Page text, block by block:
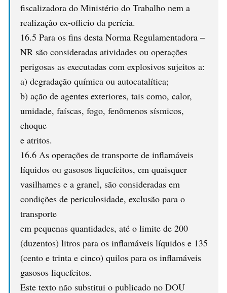
fiscalizadora do Ministério do Trabalho nem a
realização ex-officio da perícia.
16.5 Para os fins desta Norma Regulamentadora –
NR são consideradas atividades ou operações
perigosas as executadas com explosivos sujeitos a:
a) degradação química ou autocatalítica;
b) ação de agentes exteriores, tais como, calor,
umidade, faíscas, fogo, fenômenos sísmicos,
choque
e atritos.
16.6 As operações de transporte de inflamáveis
líquidos ou gasosos liquefeitos, em quaisquer
vasilhames e a granel, são consideradas em
condições de periculosidade, exclusão para o
transporte
em pequenas quantidades, até o limite de 200
(duzentos) litros para os inflamáveis líquidos e 135
(cento e trinta e cinco) quilos para os inflamáveis
gasosos liquefeitos.
Este texto não substitui o publicado no DOU